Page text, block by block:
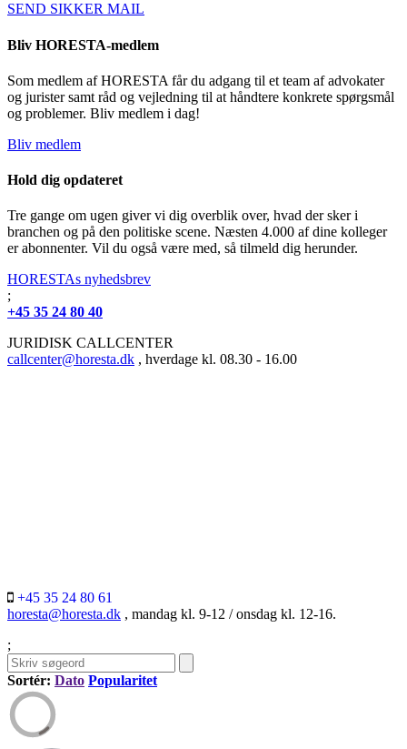
SEND SIKKER MAIL
Bliv HORESTA-medlem
Som medlem af HORESTA får du adgang til et team af advokater
og jurister samt råd og vejledning til at håndtere konkrete spørgsmål
og problemer. Bliv medlem i dag!
Bliv medlem
Hold dig opdateret
Tre gange om ugen giver vi dig overblik over, hvad der sker i
branchen og på den politiske scene. Næsten 4.000 af dine kolleger
er abonnenter. Vil du også være med, så tilmeld dig herunder.
HORESTAs nyhedsbrev
;
+45 35 24 80 40
JURIDISK CALLCENTER
callcenter@horesta.dk , hverdage kl. 08.30 - 16.00
+45 35 24 80 61
horesta@horesta.dk , mandag kl. 9-12 / onsdag kl. 12-16.
;
Sortér: Dato Popularitet